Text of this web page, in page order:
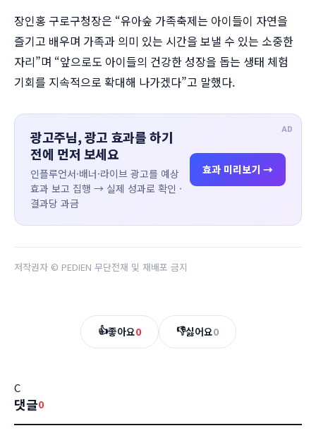
장인홍 구로구청장은 “유아숲 가족축제는 아이들이 자연을
즐기고 배우며 가족과 의미 있는 시간을 보낼 수 있는 소중한
자리”며 “앞으로도 아이들의 건강한 성장을 돕는 생태 체험
기회를 지속적으로 확대해 나가겠다”고 말했다.
AD
광고주님, 광고 효과를 하기
전에 먼저 보세요
인플루언서·배너·라이브 광고를 예상
효과 보고 집행 → 실제 성과로 확인 ·
결과당 과금
효과 미리보기 →
저작권자 © PEDIEN 무단전재 및 재배포 금지
👍좋아요0 👎싫어요0
C
댓글0